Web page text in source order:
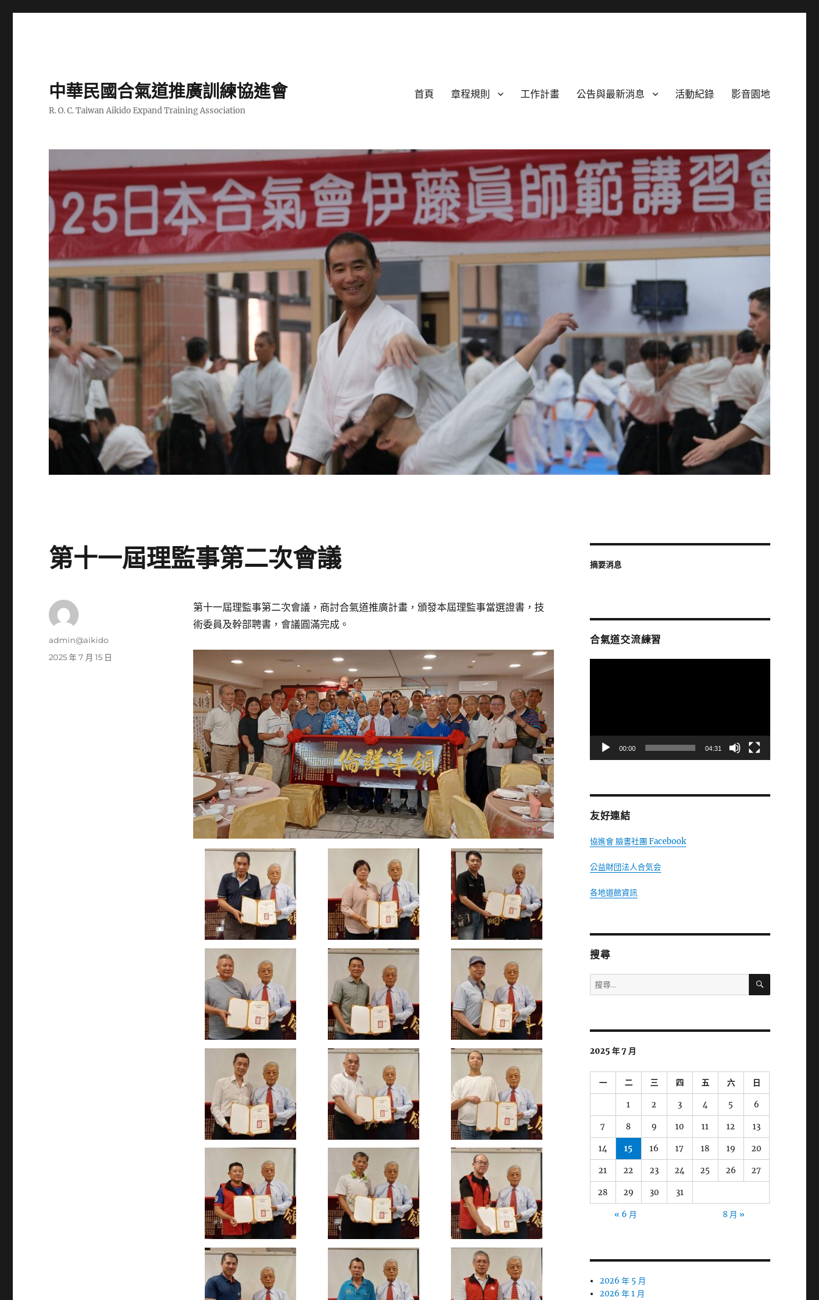
中華民國合氣道推廣訓練協進會
R. O. C. Taiwan Aikido Expand Training Association
首頁 章程規則 工作計畫 公告與最新消息 活動紀錄 影音園地
第十一屆理監事第二次會議
第十一屆理監事第二次會議，商討合氣道推廣計畫，頒發本屆理監事當選證書，技
術委員及幹部聘書，會議圓滿完成。
作
admin@aikido
發
2025 年 7 月 15 日
摘要消息
合氣道交流練習
00:00 04:31
友好連結
協進會 臉書社團 Facebook
公益財団法人合気会
各地道館資訊
搜尋
搜
尋
字:
搜
2025 年 7 月
一 二 三 四 五 六 日
1 2 3 4 5 6
7 8 9 10 11 12 13
14 15 16 17 18 19 20
21 22 23 24 25 26 27
28 29 30 31
« 6 月 8 月 »
2026 年 5 月
2026 年 1 月